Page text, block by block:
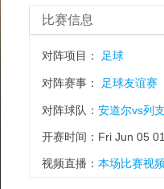
比赛信息
对阵项目： 足球
对阵赛事： 足球友谊赛
对阵球队： 安道尔vs列
开赛时间：Fri Jun 05
视频直播： 本场比赛视